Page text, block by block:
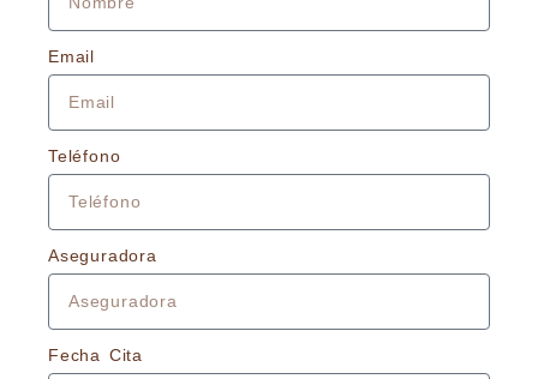
Email
Teléfono
Aseguradora
Fecha Cita